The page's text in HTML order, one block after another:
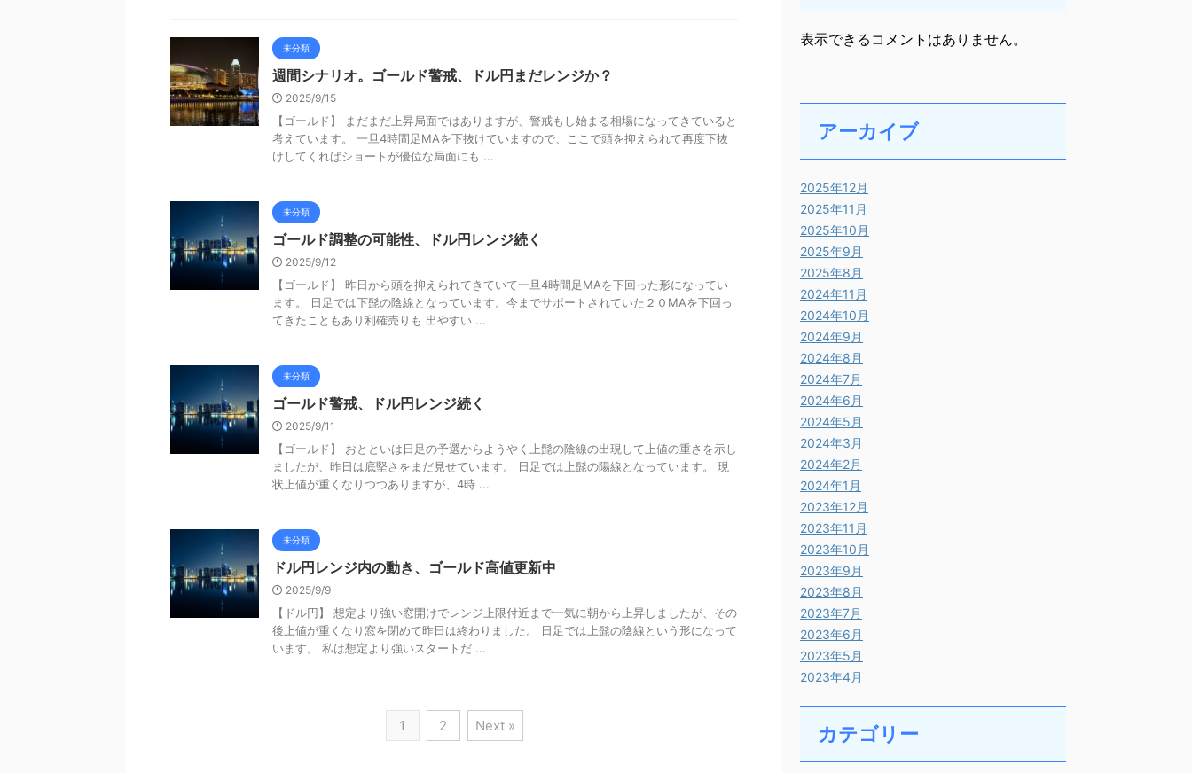
未分類
週間シナリオ。ゴールド警戒、ドル円まだレンジか？
2025/9/15
【ゴールド】 まだまだ上昇局面ではありますが、警戒もし始まる相場になってきていると
考えています。 一旦4時間足MAを下抜けていますので、ここで頭を抑えられて再度下抜
けしてくればショートが優位な局面にも ...
未分類
ゴールド調整の可能性、ドル円レンジ続く
2025/9/12
【ゴールド】 昨日から頭を抑えられてきていて一旦4時間足MAを下回った形になってい
ます。 日足では下髭の陰線となっています。今までサポートされていた２０MAを下回っ
てきたこともあり利確売りも 出やすい ...
未分類
ゴールド警戒、ドル円レンジ続く
2025/9/11
【ゴールド】 おとといは日足の予選からようやく上髭の陰線の出現して上値の重さを示し
ましたが、昨日は底堅さをまだ見せています。 日足では上髭の陽線となっています。 現
状上値が重くなりつつありますが、4時 ...
未分類
ドル円レンジ内の動き、ゴールド高値更新中
2025/9/9
【ドル円】 想定より強い窓開けでレンジ上限付近まで一気に朝から上昇しましたが、その
後上値が重くなり窓を閉めて昨日は終わりました。 日足では上髭の陰線という形になって
います。 私は想定より強いスタートだ ...
1 2 Next »
表示できるコメントはありません。
アーカイブ
2025年12月
2025年11月
2025年10月
2025年9月
2025年8月
2024年11月
2024年10月
2024年9月
2024年8月
2024年7月
2024年6月
2024年5月
2024年3月
2024年2月
2024年1月
2023年12月
2023年11月
2023年10月
2023年9月
2023年8月
2023年7月
2023年6月
2023年5月
2023年4月
カテゴリー